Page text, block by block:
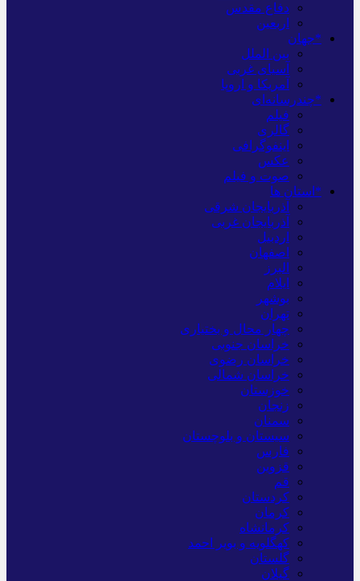
دفاع مقدس
اربعین
*جهان
بین الملل
آسیای غربی
آمریکا و اروپا
*چندرسانه‌ای
فیلم
گالری
اینفوگرافی
عکس
صوت و فیلم
*استان ها
آذربایجان شرقی
آذربایجان غربی
اردبیل
اصفهان
البرز
ایلام
بوشهر
تهران
چهار محال و بختیاری
خراسان جنوبی
خراسان رضوی
خراسان شمالی
خوزستان
زنجان
سمنان
سیستان و بلوچستان
فارس
قزوین
قم
کردستان
کرمان
کرمانشاه
کهگلویه و بویر احمد
گلستان
گیلان